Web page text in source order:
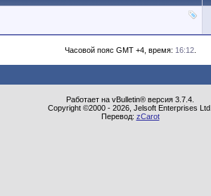
Часовой пояс GMT +4, время: 16:12.
Работает на vBulletin® версия 3.7.4.
Copyright ©2000 - 2026, Jelsoft Enterprises Ltd.
Перевод: zCarot